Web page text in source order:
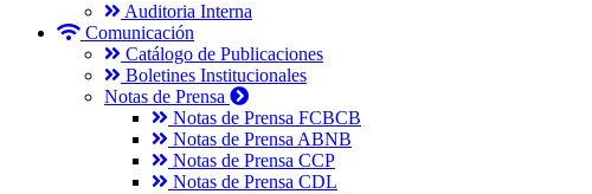
Auditoria Interna
Comunicación
Catálogo de Publicaciones
Boletines Institucionales
Notas de Prensa
Notas de Prensa FCBCB
Notas de Prensa ABNB
Notas de Prensa CCP
Notas de Prensa CDL